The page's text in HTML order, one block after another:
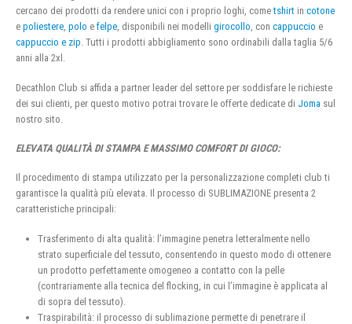
cercano dei prodotti da rendere unici con i proprio loghi, cometshirt in cotone
e poliestere, polo e felpe, disponibili nei modelli girocollo, con cappuccio e
cappuccio e zip. Tutti i prodotti abbigliamento sono ordinabili dalla taglia 5/6
anni alla 2xl.
Decathlon Club si affida a partner leader del settore per soddisfare le richieste
dei sui clienti, per questo motivo potrai trovare le offerte dedicate di Joma sul
nostro sito.
ELEVATA QUALITÀ DI STAMPA E MASSIMO COMFORT DI GIOCO:
Il procedimento di stampa utilizzato per la personalizzazione completi club ti
garantisce la qualità più elevata. Il processo di SUBLIMAZIONE presenta 2
caratteristiche principali:
Trasferimento di alta qualità: l’immagine penetra letteralmente nello
strato superficiale del tessuto, consentendo in questo modo di ottenere
un prodotto perfettamente omogeneo a contatto con la pelle
(contrariamente alla tecnica del flocking, in cui l’immagine è applicata al
di sopra del tessuto).
Traspirabilità: il processo di sublimazione permette di penetrare il